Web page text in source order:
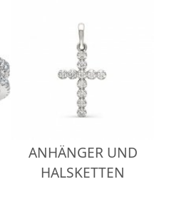
ANHÄNGER UND
HALSKETTEN